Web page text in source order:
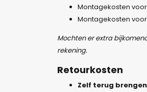
Montagekosten
Montagekosten
Mochten er extra
rekening.
Retourkosten
Zelf terug